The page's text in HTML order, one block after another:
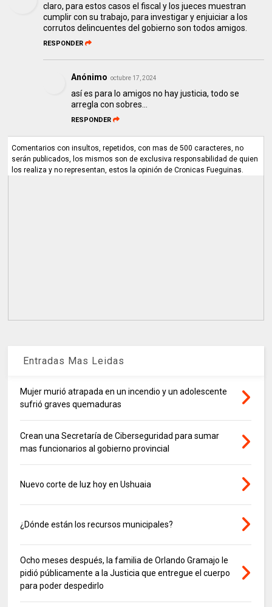
claro, para estos casos el fiscal y los jueces muestran
cumplir con su trabajo, para investigar y enjuiciar a los
corrutos delincuentes del gobierno son todos amigos.
RESPONDER
Anónimo octubre 17, 2024
así es para lo amigos no hay justicia, todo se
arregla con sobres...
RESPONDER
Comentarios con insultos, repetidos, con mas de 500 caracteres, no
serán publicados, los mismos son de exclusiva responsabilidad de quien
los realiza y no representan, estos la opinión de Cronicas Fueguinas.
Entradas Mas Leidas
Mujer murió atrapada en un incendio y un adolescente
sufrió graves quemaduras
Crean una Secretaría de Ciberseguridad para sumar
mas funcionarios al gobierno provincial
Nuevo corte de luz hoy en Ushuaia
¿Dónde están los recursos municipales?
Ocho meses después, la familia de Orlando Gramajo le
pidió públicamente a la Justicia que entregue el cuerpo
para poder despedirlo